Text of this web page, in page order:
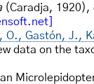
(Caradja, 1920),
O., Gastón, J.,
data on the